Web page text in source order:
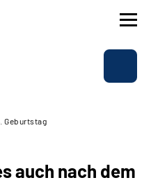
Geburtstag
auch nach dem